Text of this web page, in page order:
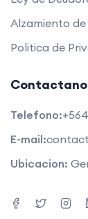
Alzamiento de
Politica de
Telefono:
E-mail:
Ubicacion: